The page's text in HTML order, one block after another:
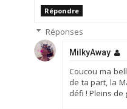
Répondre
Réponses
MilkyAway
Coucou ma
de ta part, la
défi ! Pleins de